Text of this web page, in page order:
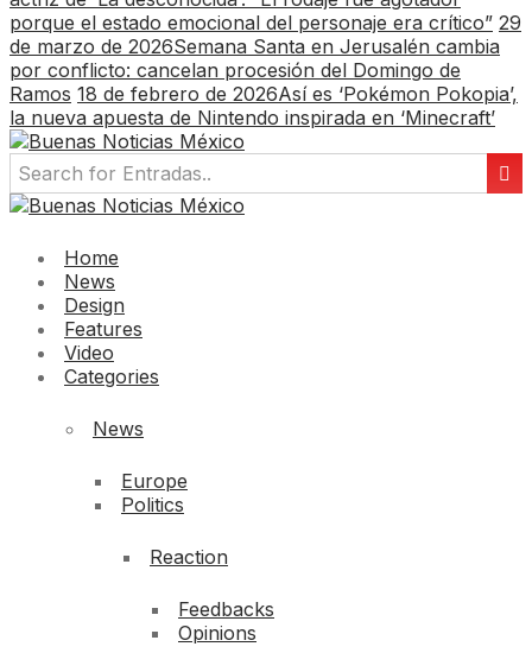
porque el estado emocional del personaje era crítico” 29
de marzo de 2026Semana Santa en Jerusalén cambia
por conflicto: cancelan procesión del Domingo de
Ramos 18 de febrero de 2026Así es ‘Pokémon Pokopia’,
la nueva apuesta de Nintendo inspirada en ‘Minecraft’
Home
News
Design
Features
Video
Categories
News
Europe
Politics
Reaction
Feedbacks
Opinions